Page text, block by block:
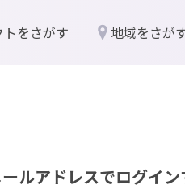
ルアドレスでログイン
をさがす 地域をさが